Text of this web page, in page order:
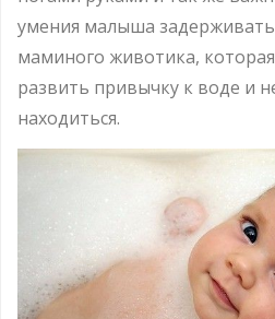
умения малыша
маминого животика,
развить привычку к воде и
находиться.